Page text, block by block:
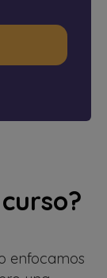
enfocamos